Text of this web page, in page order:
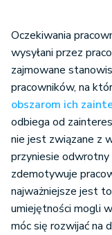
Oczekiwania
wysyłani przez
zajmowane
pracowników, na
obszarom ich
odbiega od
nie jest związane z
przyniesie
zdemotywuje
najważniejsze jest
umiejętności mogli
móc się rozwijać na